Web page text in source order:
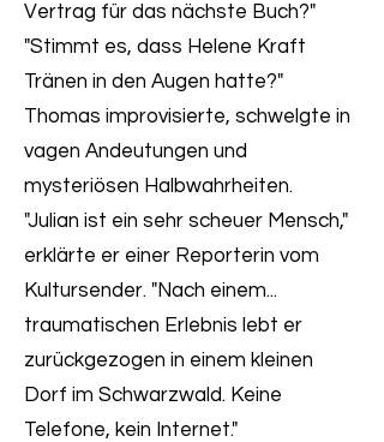
Vertrag für das nächste Buch?"
"Stimmt es, dass Helene Kraft
Tränen in den Augen hatte?"
Thomas improvisierte, schwelgte in
vagen Andeutungen und
mysteriösen Halbwahrheiten.
"Julian ist ein sehr scheuer Mensch,"
erklärte er einer Reporterin vom
Kultursender. "Nach einem...
traumatischen Erlebnis lebt er
zurückgezogen in einem kleinen
Dorf im Schwarzwald. Keine
Telefone, kein Internet."